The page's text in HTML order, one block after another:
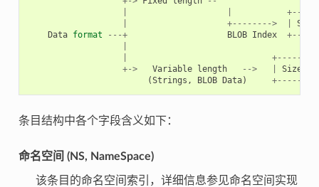
+--------> Size
Data format ---+ BLOB Index
+->
Variable length --> Size
(Strings , BLOB Data)
条目结构中各个字段含义如下：
命名空间 (NS, NameSpace)
该条目的命名空间索引，详细信息参见命名空间实现